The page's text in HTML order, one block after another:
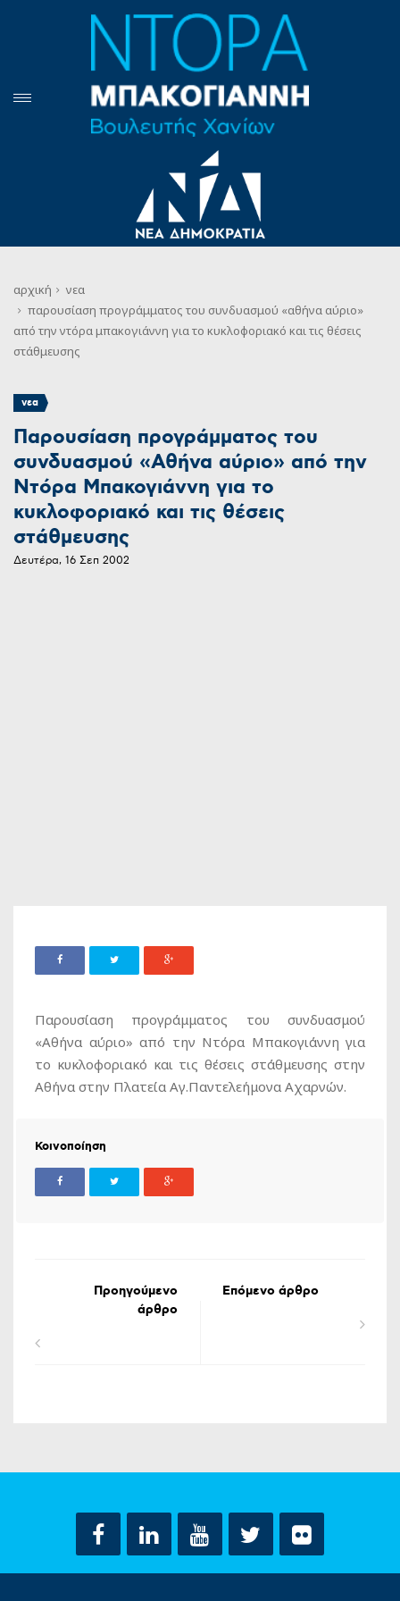
αρχική
νεα
παρουσίαση προγράμματος του συνδυασμού «αθήνα αύριο»
από την ντόρα μπακογιάννη για το κυκλοφοριακό και τις θέσεις
στάθμευσης
νεα
Παρουσίαση προγράμματος του
συνδυασμού «Αθήνα αύριο» από την
Ντόρα Μπακογιάννη για το
κυκλοφοριακό και τις θέσεις
στάθμευσης
Δευτέρα, 16 Σεπ 2002
Παρουσίαση προγράμματος του συνδυασμού
«Αθήνα αύριο» από την Ντόρα Μπακογιάννη για
το κυκλοφοριακό και τις θέσεις στάθμευσης στην
Αθήνα στην Πλατεία Αγ.Παντελεήμονα Αχαρνών.
Κοινοποίηση
Προηγούμενο
άρθρο
Επόμενο άρθρο